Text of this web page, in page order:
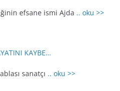
efsane ismi Ajda .. oku >>
KAYBE…
sanatçı .. oku >>